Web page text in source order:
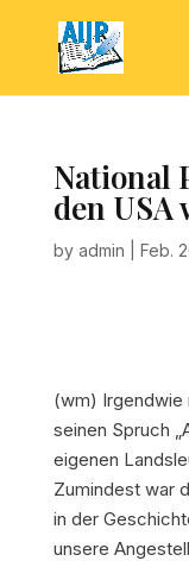
National
den USA
by admin Feb.
(wm) Irgendwie
seinen Spruch
eigenen
Zumindest war
in der
unsere